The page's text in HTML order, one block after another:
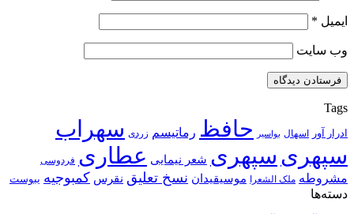
ایمیل *
وب‌ سایت
Tags
ادرار آور اسهال بواسیر حافظ رماتیسم زردی سهراب
سپهری سپهری شعر نیمایی عطاری فردوسی
مشروطه ملک الشعرا موسیقیدان نسخ تعلیق نقرس کمبوجیه یبوست
دسته‌ها